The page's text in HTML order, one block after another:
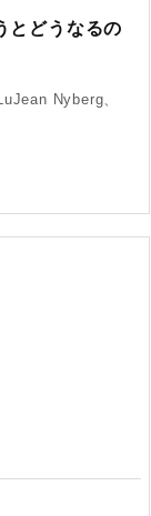
とどうなるの
Nyberg、